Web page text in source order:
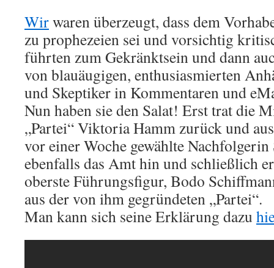
Wirwaren überzeugt, dass dem
zu prophezeien sei und vorsichtig
führten zum Gekränktsein und dann
von blauäugigen, enthusiasmierten
und Skeptiker in Kommentaren und
Nun haben sie den Salat! Erst trat die
„Partei“ Viktoria Hamm zurück und
vor einer Woche gewählte Nachfolgerin
ebenfalls das Amt hin und schließlich
oberste Führungsfigur, Bodo
aus der von ihm gegründeten „Partei“.
Man kann sich seine Erklärung dazu